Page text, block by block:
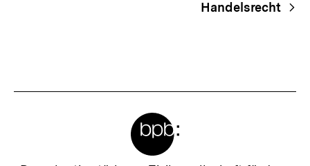
Handelsrecht